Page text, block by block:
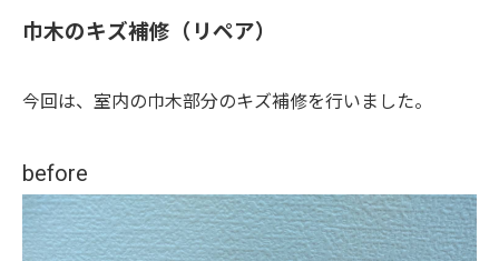
巾木のキズ補修（リペア）
今回は、室内の巾木部分のキズ補修を行いました。
before